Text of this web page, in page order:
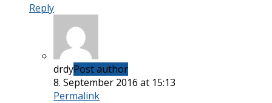
Reply
drdyPost author
8. September 2016 at 15:13
Permalink